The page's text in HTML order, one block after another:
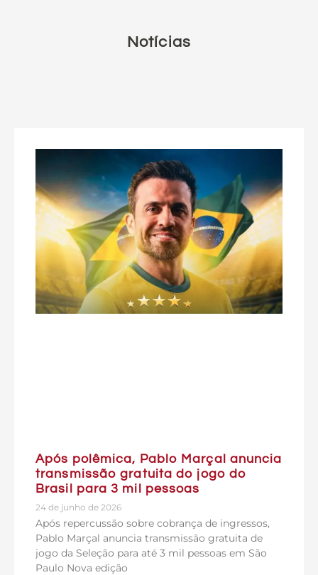
Notícias
Após polêmica, Pablo Marçal anuncia
transmissão gratuita do jogo do
Brasil para 3 mil pessoas
24 de junho de 2026
Após repercussão sobre cobrança de ingressos,
Pablo Marçal anuncia transmissão gratuita de
jogo da Seleção para até 3 mil pessoas em São
Paulo Nova edição